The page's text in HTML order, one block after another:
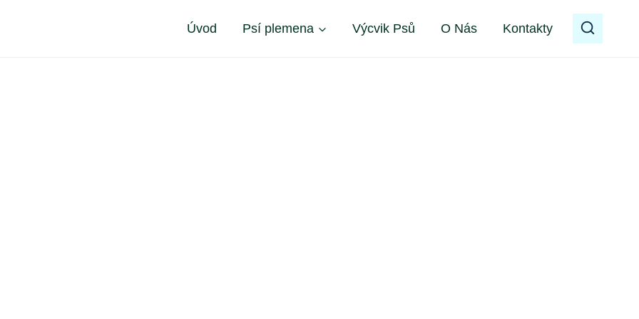
Úvod Psí plemena Výcvik Psů O Nás Kontakty